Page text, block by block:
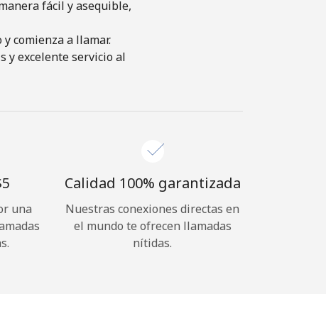
fácil y asequible,
comienza a llamar.
y excelente servicio al
una
Calidad 100% garantizada
Nuestras conexiones directas en
el mundo te ofrecen llamadas
nítidas.